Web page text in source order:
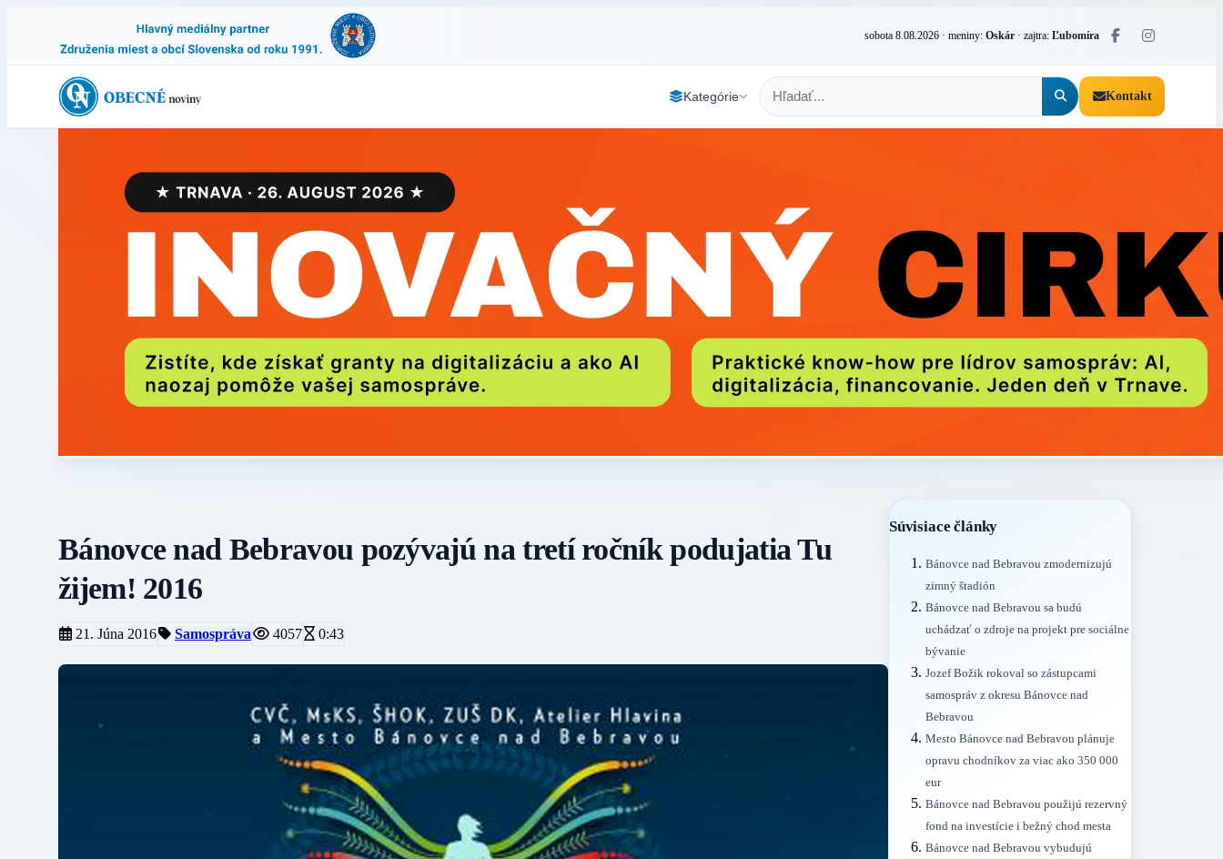
sobota 8.08.2026 · meniny: Oskár · zajtra: Ľubomíra
Kategórie Kontakt
Bánovce nad Bebravou pozývajú na tretí ročník podujatia Tu
žijem! 2016
21. Júna 2016 Samospráva 4057 0:43
Súvisiace články
Bánovce nad Bebravou zmodernizujú
zimný štadión
Bánovce nad Bebravou sa budú
uchádzať o zdroje na projekt pre sociálne
bývanie
Jozef Božik rokoval so zástupcami
samospráv z okresu Bánovce nad
Bebravou
Mesto Bánovce nad Bebravou plánuje
opravu chodníkov za viac ako 350 000
eur
Bánovce nad Bebravou použijú rezervný
fond na investície i bežný chod mesta
Bánovce nad Bebravou vybudujú